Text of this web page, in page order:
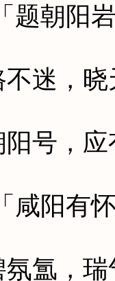
朝阳
迷，晓
号，应
阳有
，瑞